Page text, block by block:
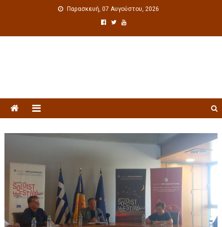
Παρασκευή, 07 Αυγούστου, 2026